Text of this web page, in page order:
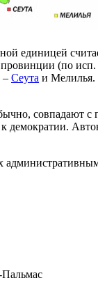
единицей
провинции (по исп.
– Сеута и Мелилья.
совпадают
Пальмас